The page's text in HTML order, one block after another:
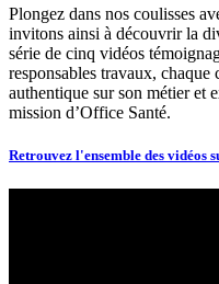
Plongez dans nos coulisses
invitons ainsi à découvrir la
série de cinq vidéos
responsables travaux,
authentique sur son métier et
mission d’Office Santé.
Retrouvez l'ensemble des vidéos